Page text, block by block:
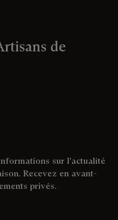
de
sur l'actualité
Recevez en avant-
privés.